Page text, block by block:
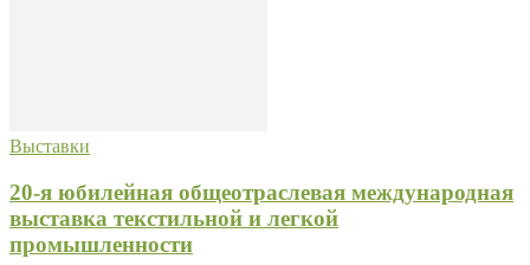
Выставки
20-я юбилейная общеотраслевая международная
выставка текстильной и легкой
промышленности